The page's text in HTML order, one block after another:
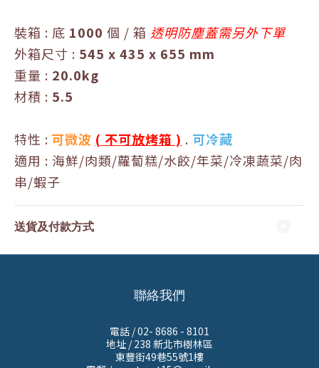
裝箱 : 底 1000 個 / 箱 透明防塵蓋需另外下單
外箱尺寸 : 545 x 435 x 655 mm
重量 : 20.0kg
材積 : 5.5
特性 : 可微波 ( 不可放烤箱 ) . 可冷藏
適用 : 海鮮/肉類/蘿蔔糕/水餃/年菜/冷凍蔬菜/肉
串/蝦子
送貨及付款方式
聯絡我們
電話 / 02- 8686 - 8101
地址 /238 新北市樹林區
東豐街49巷55號1樓